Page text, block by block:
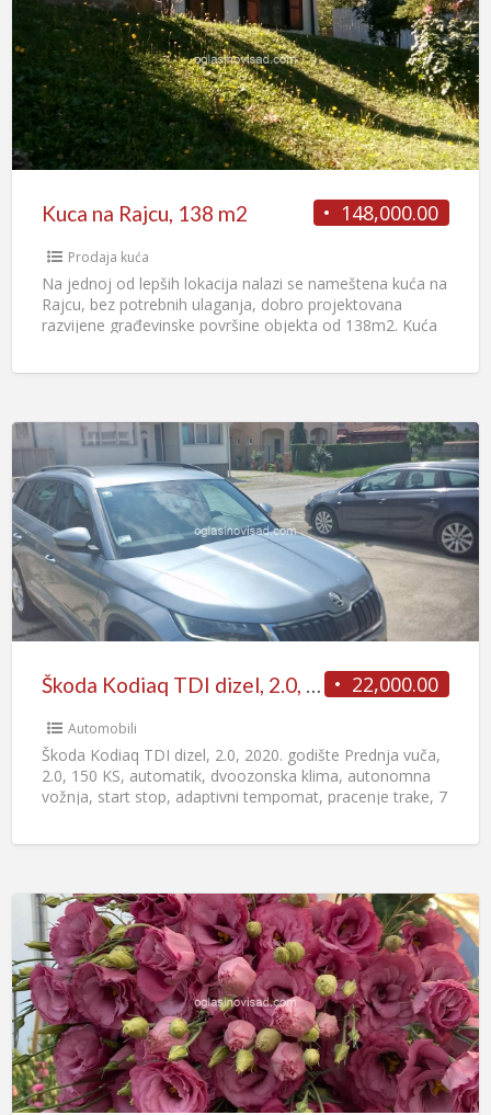
148,000.00
Kuca na Rajcu, 138 m2
Prodaja kuća
Na jednoj od lepših lokacija nalazi se nameštena kuća na
Rajcu, bez potrebnih ulaganja, dobro projektovana
razvijene građevinske površine objekta od 138m2. Kuća
22,000.00
Škoda Kodiaq TDI dizel, 2.0, 2020. godište
Automobili
Škoda Kodiaq TDI dizel, 2.0, 2020. godište Prednja vuča,
2.0, 150 KS, automatik, dvoozonska klima, autonomna
vožnja, start stop, adaptivni tempomat, pracenje trake, 7